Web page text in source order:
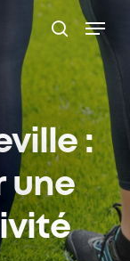
search
:
une